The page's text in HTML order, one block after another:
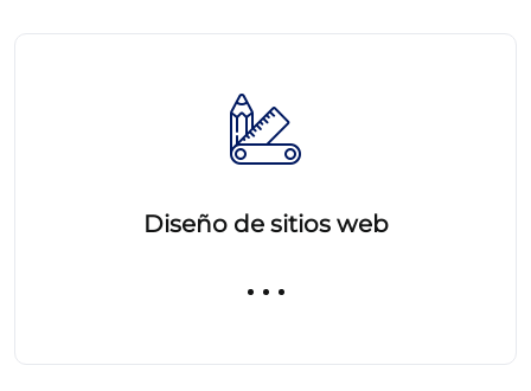
Diseño de sitios web